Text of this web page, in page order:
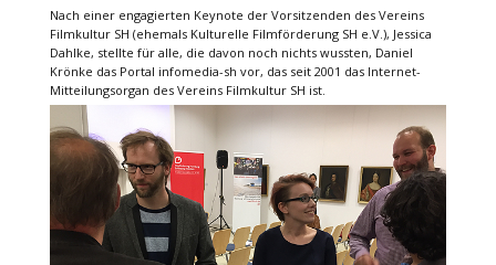
Nach einer engagierten Keynote der Vorsitzenden des Vereins
Filmkultur SH (ehemals Kulturelle Filmförderung SH e.V.), Jessica
Dahlke, stellte für alle, die davon noch nichts wussten, Daniel
Krönke das Portal infomedia-sh vor, das seit 2001 das Internet-
Mitteilungsorgan des Vereins Filmkultur SH ist.